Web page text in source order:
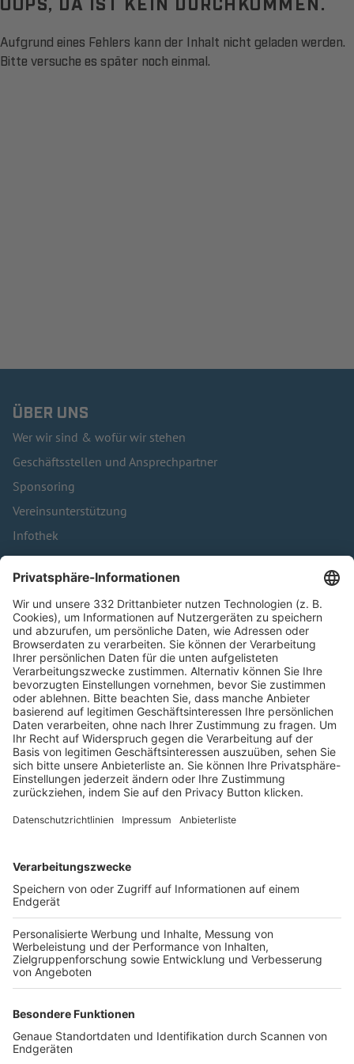
Aufgrund eines Fehlers kann der Inhalt nicht geladen werden.
Bitte versuche es später noch einmal.
ÜBER UNS
Wer wir sind & wofür wir stehen
Geschäftsstellen und Ansprechpartner
Sponsoring
Vereinsunterstützung
Infothek
Kontakt
HÄUFIG BESUCHTE SEITEN
Pässe und Vereinswechsel
Trainerausbildung
Schulungsangebot Vereinsmitarbeiter
BFV-Geschäftsstellen
Trainerbörse
Login SpielPlus
FOLGE DEM BFV
TOP-VEREINE
TOP-PARTNER